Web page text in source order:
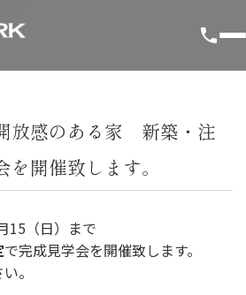
放感のある家 新築・注
開催致します。
15（日）まで
で完成見学会を開催致します。
。